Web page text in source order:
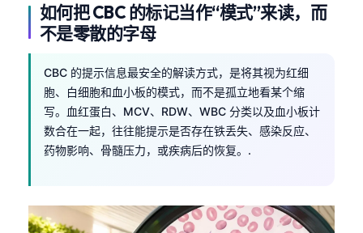
如何把 CBC 的标记当作“模式”来读，而
不是零散的字母
CBC 的提示信息最安全的解读方式，是将其视为红细
胞、白细胞和血小板的模式，而不是孤立地看某个缩
写。血红蛋白、MCV、RDW、WBC 分类以及血小板计
数合在一起，往往能提示是否存在铁丢失、感染反应、
药物影响、骨髓压力，或疾病后的恢复。.